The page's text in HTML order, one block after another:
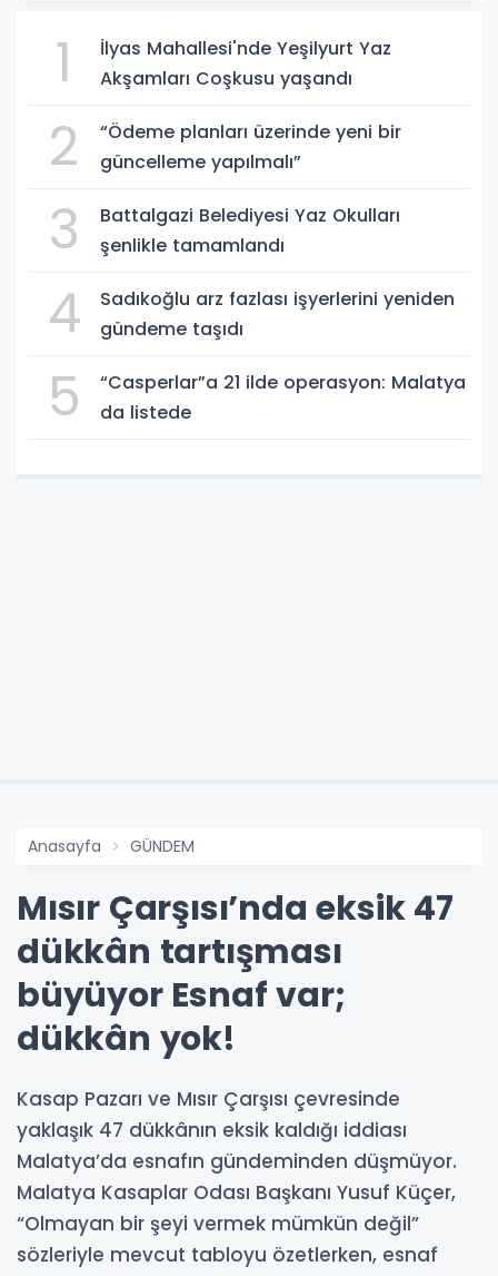
1
İlyas Mahallesi'nde Yeşilyurt Yaz
Akşamları Coşkusu yaşandı
2
“Ödeme planları üzerinde yeni bir
güncelleme yapılmalı”
3
Battalgazi Belediyesi Yaz Okulları
şenlikle tamamlandı
4
Sadıkoğlu arz fazlası işyerlerini yeniden
gündeme taşıdı
5
“Casperlar”a 21 ilde operasyon: Malatya
da listede
Anasayfa GÜNDEM
Mısır Çarşısı’nda eksik 47
dükkân tartışması
büyüyor Esnaf var;
dükkân yok!
Kasap Pazarı ve Mısır Çarşısı çevresinde
yaklaşık 47 dükkânın eksik kaldığı iddiası
Malatya’da esnafın gündeminden düşmüyor.
Malatya Kasaplar Odası Başkanı Yusuf Küçer,
“Olmayan bir şeyi vermek mümkün değil”
sözleriyle mevcut tabloyu özetlerken, esnaf